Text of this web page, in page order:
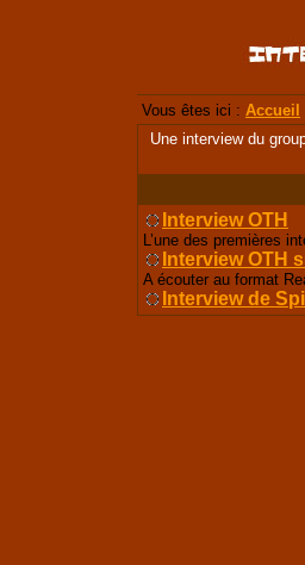
Vous êtes ici : Accueil
Une interview du
Interview OTH
L’une des premières
Interview OTH
A écouter au format
Interview de